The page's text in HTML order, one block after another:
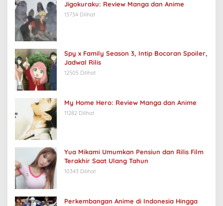
Jigokuraku: Review Manga dan Anime
13734 Dilihat
Spy x Family Season 3, Intip Bocoran Spoiler,
Jadwal Rilis
12505 Dilihat
My Home Hero: Review Manga dan Anime
11282 Dilihat
Yua Mikami Umumkan Pensiun dan Rilis Film
Terakhir Saat Ulang Tahun
10343 Dilihat
Perkembangan Anime di Indonesia Hingga